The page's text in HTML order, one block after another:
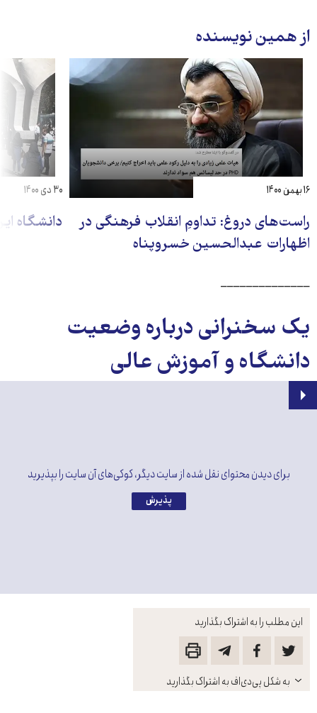
این مطلب را به اشتراک بگذارید
باز
کنید
به شکل پی‌دی‌اف به اشتراک بگذارید
از همین نویسنده
راست‌های دروغ: تداومِ انقلاب فرهنگی در
اظهارات عبدالحسین خسروپناه
۱۶ بهمن ۱۴۰۰
دانشگاه
۳۰ دی ۱۴۰۰
––––––––––––––
یک سخنرانی درباره وضعیت
دانشگاه و آموزش عالی
برای دیدن محتوای نقل شده از سایت دیگر، کوکی‌های آن سایت را بپذیرید
پذیرش